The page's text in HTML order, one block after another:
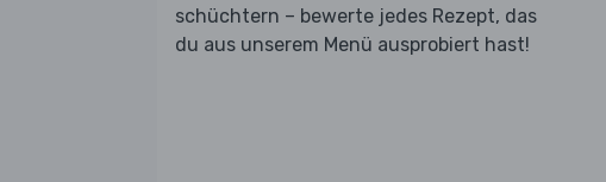
schüchtern – bewerte jedes Rezept, das
du aus unserem Menü ausprobiert hast!